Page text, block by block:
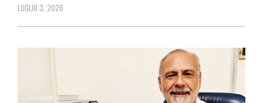
LUGLIO 3, 2026